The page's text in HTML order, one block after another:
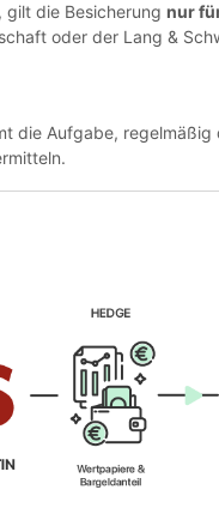
gilt die Besicherung nur
oder der Lang &
die Aufgabe, regelmäßig